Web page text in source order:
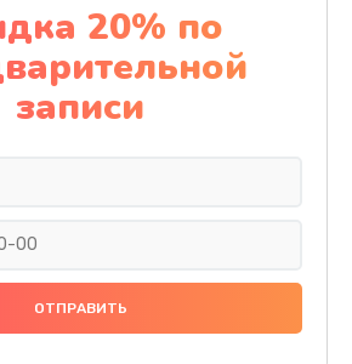
дисплея (экрана)
2000 руб.
Заказать
платы электроники
Прошивка
20% по
записи